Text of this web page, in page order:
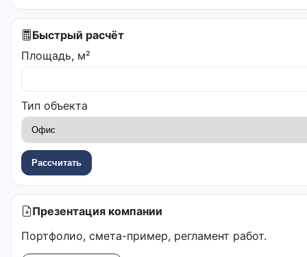
Быстрый расчёт
Площадь, м²
Тип объекта
Рассчитать
Презентация компании
Портфолио, смета-пример, регламент работ.